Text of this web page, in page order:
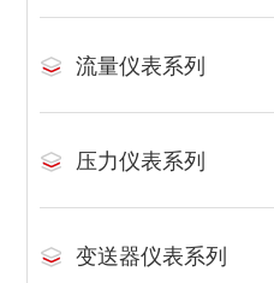
流量仪表系列
压力仪表系列
变送器仪表系列